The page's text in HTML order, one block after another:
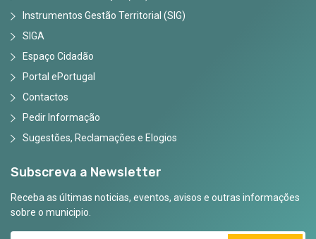
Instrumentos Gestão Territorial (SIG)
SIGA
Espaço Cidadão
Portal ePortugal
Contactos
Pedir Informação
Sugestões, Reclamações e Elogios
Subscreva a Newsletter
Receba as últimas noticias, eventos, avisos e outras informações
sobre o municipio.